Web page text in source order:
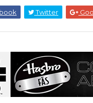
Twitter